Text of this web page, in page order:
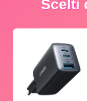
Scelti